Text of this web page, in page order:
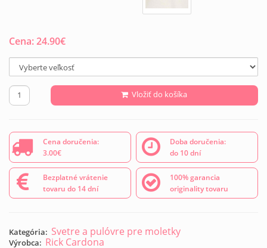
Cena:24.90€
Vložiť do košíka
Cena doručenia:
3.00€
Doba doručenia:
do 10 dní
Bezplatné vrátenie
tovaru do 14 dní
100% garancia
originality tovaru
Kategória: Svetre a pulóvre pre moletky
Výrobca: Rick Cardona